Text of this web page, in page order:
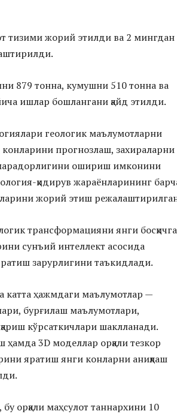
тизими жорий этилди ва 2 мингдан
879 тонна, кумушни 510 тонна ва
ишлар бошлангани қайд этилди.
геологик маълумотларни
конларини прогнозлаш, захираларни
ошириш имконини
қидирув жараёнларининг
жорий этиш
трансформацияни янги босқичга
сунъий интеллект асосида
зарурлигини таъкидлади.
катта ҳажмдаги маълумотлар —
бурғилаш маълумотлари,
кўрсаткичлари шаклланади.
3D моделлар орқали тезкор
яратиш янги конларни аниқлаш
орқали маҳсулот таннархини 10